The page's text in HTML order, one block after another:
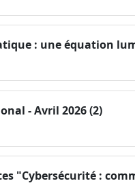
: une équation
- Avril 2026 (2)
"Cybersécurité :